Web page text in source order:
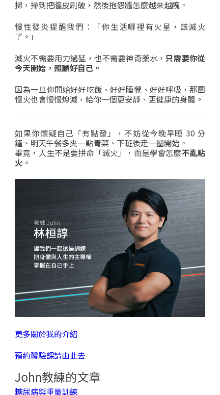
掃，掃到把牆皮刷破，然後抱怨牆怎麼越來越醜。
慢性發炎提醒我們：「你生活哪裡有火星，該滅火
了。」
滅火不需要用力過猛，也不需要神奇藥水， 只需要你從
今天開始，照顧好自己。
因為一旦你開始好好吃飯、好好睡覺、好好呼吸，那團
慢火也會慢慢熄滅，給你一個更安靜、更健康的身體。
如果你懷疑自己「有點發」，不妨從今晚早睡 30 分
鐘、明天午餐多夾一點青菜、下班後走一圈開始。
畢竟，人生不是要拼命「滅火」，而是學會怎麼不亂點
火 。
更多關於我的介紹
預約體驗課請由此去
John教練的文章
糖尿病與重量訓練